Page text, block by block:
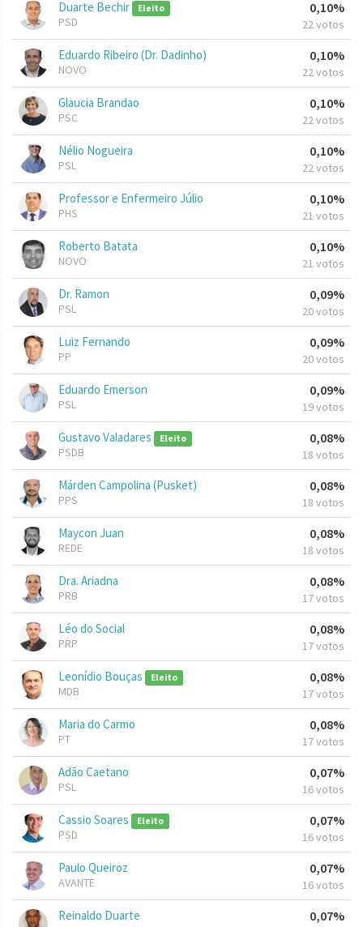
Duarte Bechir Eleito
PSD
0,10%
22 votos
Eduardo Ribeiro (Dr. Dadinho)
NOVO
0,10%
22 votos
Glaucia Brandao
PSC
0,10%
22 votos
Nélio Nogueira
PSL
0,10%
22 votos
Professor e Enfermeiro Júlio
PHS
0,10%
21 votos
Roberto Batata
NOVO
0,10%
21 votos
Dr. Ramon
PSL
0,09%
20 votos
Luiz Fernando
PP
0,09%
20 votos
Eduardo Emerson
PSL
0,09%
19 votos
Gustavo Valadares Eleito
PSDB
0,08%
18 votos
Márden Campolina (Pusket)
PPS
0,08%
18 votos
Maycon Juan
REDE
0,08%
18 votos
Dra. Ariadna
PRB
0,08%
17 votos
Léo do Social
PRP
0,08%
17 votos
Leonídio Bouças Eleito
MDB
0,08%
17 votos
Maria do Carmo
PT
0,08%
17 votos
Adão Caetano
PSL
0,07%
16 votos
Cassio Soares Eleito
PSD
0,07%
16 votos
Paulo Queiroz
AVANTE
0,07%
16 votos
Reinaldo Duarte 0,07%